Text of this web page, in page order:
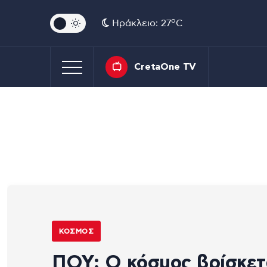
Ηράκλειο: 27oC
CretaOne TV
ΚΌΣΜΟΣ
ΠΟΥ: Ο κόσμος